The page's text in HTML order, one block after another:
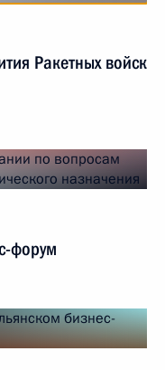
Ракетных войск
форум